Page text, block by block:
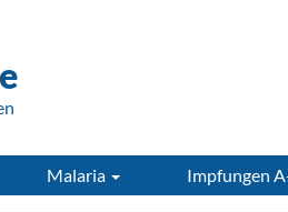
Malaria Impfungen